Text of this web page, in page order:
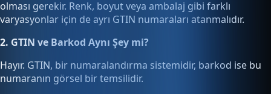
olması gerekir. Renk, boyut veya ambalaj gibi farklı
varyasyonlar için de ayrı GTIN numaraları atanmalıdır.
2. GTIN ve Barkod Aynı Şey mi?
Hayır. GTIN, bir numaralandırma sistemidir, barkod ise bu
numaranın görsel bir temsilidir.